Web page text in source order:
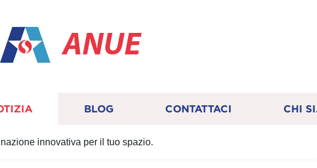
ANUE
BLOG CONTATTACI CHI
innovativa per il tuo spazio.